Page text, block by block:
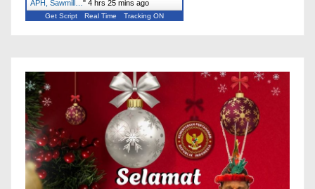
APH, Sawmill… " 4 hrs 25 mins ago
Get Script Real Time Tracking ON